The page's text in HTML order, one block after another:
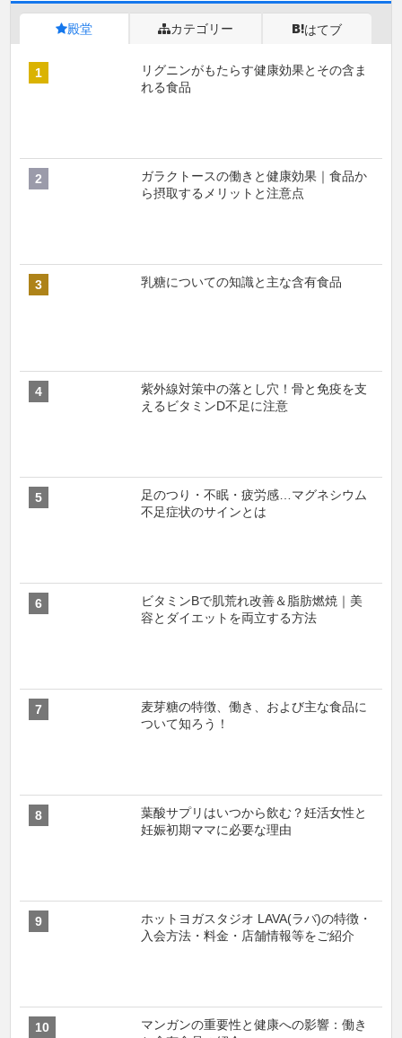
殿堂 カテゴリー はてブ
リグニンがもたらす健康効果とその含ま
れる食品
ガラクトースの働きと健康効果｜食品か
ら摂取するメリットと注意点
乳糖についての知識と主な含有食品
紫外線対策中の落とし穴！骨と免疫を支
えるビタミンD不足に注意
足のつり・不眠・疲労感…マグネシウム
不足症状のサインとは
ビタミンBで肌荒れ改善＆脂肪燃焼｜美
容とダイエットを両立する方法
麦芽糖の特徴、働き、および主な食品に
ついて知ろう！
葉酸サプリはいつから飲む？妊活女性と
妊娠初期ママに必要な理由
ホットヨガスタジオ LAVA(ラバ)の特徴・
入会方法・料金・店舗情報等をご紹介
マンガンの重要性と健康への影響：働き